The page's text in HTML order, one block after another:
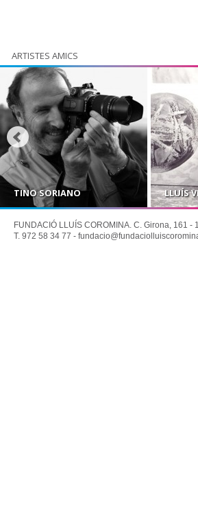
ARTISTES AMICS
TINO SORIANO LLUÍS
FUNDACIÓ LLUÍS COROMINA. C. Girona, 161 -
T. 972 58 34 77 -